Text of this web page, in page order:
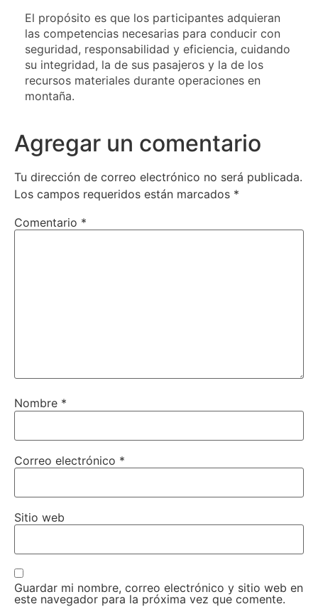
El propósito es que los participantes adquieran
las competencias necesarias para conducir con
seguridad, responsabilidad y eficiencia, cuidando
su integridad, la de sus pasajeros y la de los
recursos materiales durante operaciones en
montaña.
Agregar un comentario
Tu dirección de correo electrónico no será publicada.
Los campos requeridos están marcados *
Comentario *
Nombre *
Correo electrónico *
Sitio web
Guardar mi nombre, correo electrónico y sitio web en
este navegador para la próxima vez que comente.